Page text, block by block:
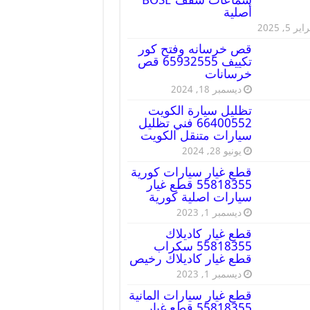
أصلية
5, 2025
قص خرسانه وفتح كور
تكييف 65932555 قص
خرسانات
ديسمبر 18, 2024
تظليل سيارة الكويت
66400552 فني تظليل
سيارات متنقل الكويت
يونيو 28, 2024
قطع غيار سيارات كورية
55818355 قطع غيار
سيارات اصلية كورية
ديسمبر 1, 2023
قطع غيار كاديلاك
55818355 سكراب
قطع غيار كاديلاك رخيص
ديسمبر 1, 2023
قطع غيار سيارات المانية